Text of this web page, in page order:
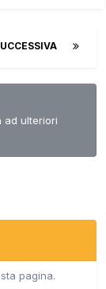
ad ulteriori
pagina.